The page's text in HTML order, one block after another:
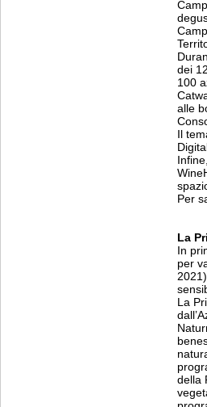
dei
100
alle
Il
Per
La
In
per
La
della